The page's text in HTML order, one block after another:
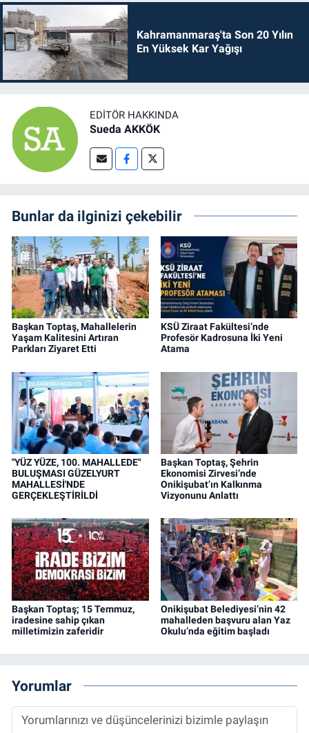
Kahramanmaraş'ta Son 20 Yılın
En Yüksek Kar Yağışı
EDITÖR HAKKINDA
Sueda AKKÖK
Bunlar da ilginizi çekebilir
Başkan Toptaş, Mahallelerin
Yaşam Kalitesini Artıran
Parkları Ziyaret Etti
KSÜ Ziraat Fakültesi’nde
Profesör Kadrosuna İki Yeni
Atama
"YÜZ YÜZE, 100. MAHALLEDE"
BULUŞMASI GÜZELYURT
MAHALLESİ'NDE
GERÇEKLEŞTİRİLDİ
Başkan Toptaş, Şehrin
Ekonomisi Zirvesi’nde
Onikişubat’ın Kalkınma
Vizyonunu Anlattı
Başkan Toptaş; 15 Temmuz,
iradesine sahip çıkan
milletimizin zaferidir
Onikişubat Belediyesi’nin 42
mahalleden başvuru alan Yaz
Okulu’nda eğitim başladı
Yorumlar